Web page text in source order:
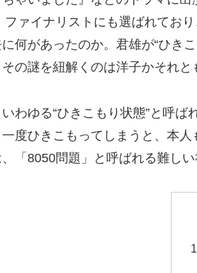
ファイナリストにも選ばれてお
何があったのか。君雄が“ひき
その謎を紐解くのは洋子かそれ
わゆる“ひきこもり状態”と呼
度ひきこもってしまうと、本
「8050問題」と呼ばれる難し